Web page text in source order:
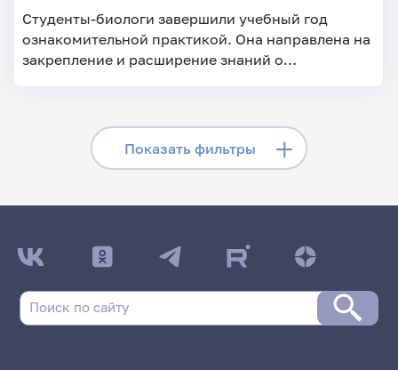
Студенты-биологи завершили учебный год
ознакомительной практикой. Она направлена на
закрепление и расширение знаний о
Показать фильтры
Скрыть фильтры
Поиск по рубрикам